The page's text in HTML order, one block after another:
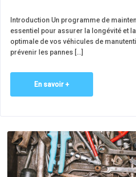
Introduction Un programme de
essentiel pour assurer la longévité et
optimale de vos véhicules de
prévenir les pannes […]
En savoir +